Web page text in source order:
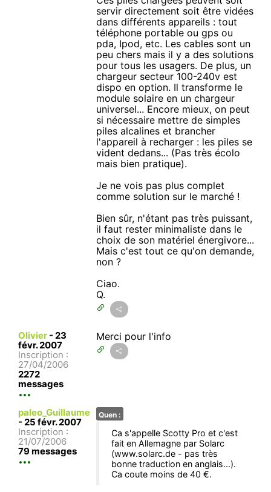
servir directement soit être vidées
dans différents appareils : tout
téléphone portable ou gps ou
pda, Ipod, etc. Les cables sont un
peu chers mais il y a des solutions
pour tous les usagers. De plus, un
chargeur secteur 100-240v est
dispo en option. Il transforme le
module solaire en un chargeur
universel... Encore mieux, on peut
si nécessaire mettre de simples
piles alcalines et brancher
l'appareil à recharger : les piles se
vident dedans... (Pas très écolo
mais bien pratique).
Je ne vois pas plus complet
comme solution sur le marché !
Bien sûr, n'étant pas très puissant,
il faut rester minimaliste dans le
choix de son matériel énergivore...
Mais c'est tout ce qu'on demande,
non ?
Ciao.
Q.
Olivier - 23
févr. 2007
Inscription :
27/04/2006
2272
messages
Merci pour l'info
paleo_Guillaume
- 25 févr. 2007
Inscription :
21/07/2006
79 messages
Quen :
Ca s'appelle Scotty Pro et c'est
fait en Allemagne par Solarc
(www.solarc.de - pas très
bonne traduction en anglais...).
Ca coute moins de 40 €.